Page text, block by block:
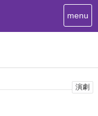
T
o
menu
演劇